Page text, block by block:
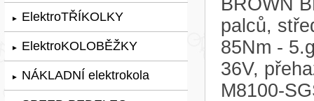
► ElektroTŘÍKOLKY
► ElektroKOLOBĚŽKY
► NÁKLADNÍ elektrokola
palců,
85Nm -
36V,
M8100-